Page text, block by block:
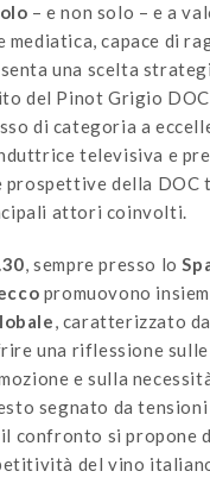
– e non solo – e a
mediatica, capace di
una scelta
del Pinot Grigio
di categoria a
televisiva e
della DOC
attori coinvolti.
, sempre presso lo
promuovono
, caratterizzato
una riflessione
e sulla
segnato da
confronto si
del vino